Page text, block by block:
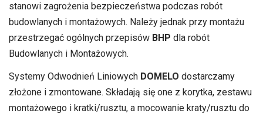
stanowi zagrożenia bezpieczeństwa podczas robót
budowlanych i montażowych. Należy jednak przy montażu
przestrzegać ogólnych przepisów BHP dla robót
Budowlanych i Montażowych.
Systemy Odwodnień Liniowych DOMELO dostarczamy
złożone i zmontowane. Składają się one z korytka, zestawu
montażowego i kratki/rusztu, a mocowanie kraty/rusztu do